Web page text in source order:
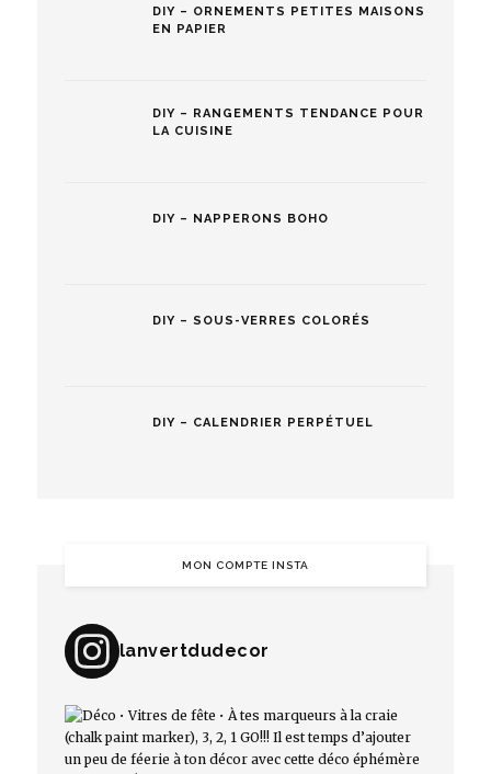
DIY – ORNEMENTS PETITES MAISONS
EN PAPIER
DIY – RANGEMENTS TENDANCE POUR
LA CUISINE
DIY – NAPPERONS BOHO
DIY – SOUS-VERRES COLORÉS
DIY – CALENDRIER PERPÉTUEL
MON COMPTE INSTA
lanvertdudecor